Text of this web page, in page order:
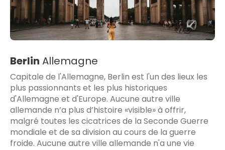
Berlin Allemagne
Capitale de l'Allemagne, Berlin est l'un des lieux les
plus passionnants et les plus historiques
d'Allemagne et d'Europe. Aucune autre ville
allemande n’a plus d’histoire «visible» à offrir,
malgré toutes les cicatrices de la Seconde Guerre
mondiale et de sa division au cours de la guerre
froide. Aucune autre ville allemande n'a une vie